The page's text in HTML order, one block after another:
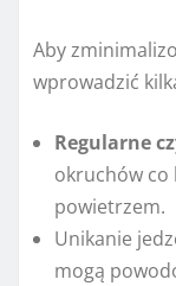
Aby
wprowadzić
Regularne
okruchów co
powietrzem.
Unikanie
mogą